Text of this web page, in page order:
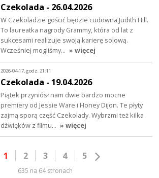
Czekolada - 26.04.2026
W Czekoladzie gościć będzie cudowna Judith Hill.
To laureatka nagrody Grammy, która od lat z
sukcesami realizuje swoją karierę solową.
Wcześniej mogliśmy… » więcej
2026-04-17, godz. 21:11
Czekolada - 19.04.2026
Piątek przyniósł nam dwie bardzo mocne
premiery od Jessie Ware i Honey Dijon. Te płyty
zajmą sporą część Czekolady. Wybrzmi też kilka
dźwięków z filmu… » więcej
1 2 3 4 5
635 na 64 stronach